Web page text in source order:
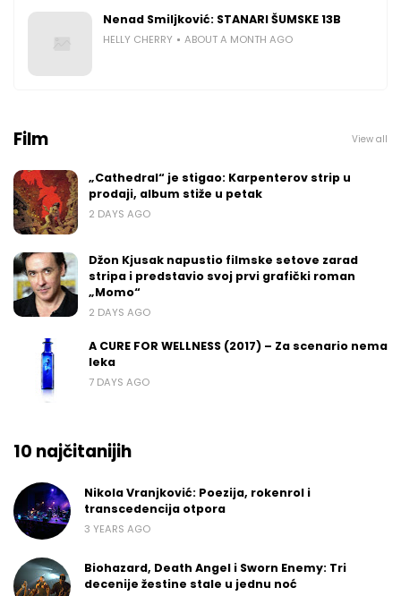
Nenad Smiljković: STANARI ŠUMSKE 13B
HELLY CHERRY ABOUT A MONTH AGO
Film View all
„Cathedral“ je stigao: Karpenterov strip u
prodaji, album stiže u petak
2 DAYS AGO
Džon Kjusak napustio filmske setove zarad
stripa i predstavio svoj prvi grafički roman
„Momo“
2 DAYS AGO
A CURE FOR WELLNESS (2017) – Za scenario nema
leka
7 DAYS AGO
10 najčitanijih
Nikola Vranjković: Poezija, rokenrol i
transcedencija otpora
3 YEARS AGO
Biohazard, Death Angel i Sworn Enemy: Tri
decenije žestine stale u jednu noć